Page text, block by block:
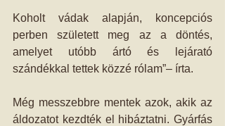
Koholt vádak alapján, koncepciós
perben született meg az a döntés,
amelyet utóbb ártó és lejárató
szándékkal tettek közzé rólam”– írta.
Még messzebbre mentek azok, akik az
áldozatot kezdték el hibáztatni. Gyárfás